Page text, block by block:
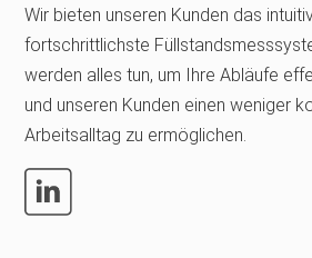
Wir bieten unseren Kunden das
fortschrittlichste
werden alles tun, um Ihre Abläufe
und unseren Kunden einen weniger
Arbeitsalltag zu ermöglichen.